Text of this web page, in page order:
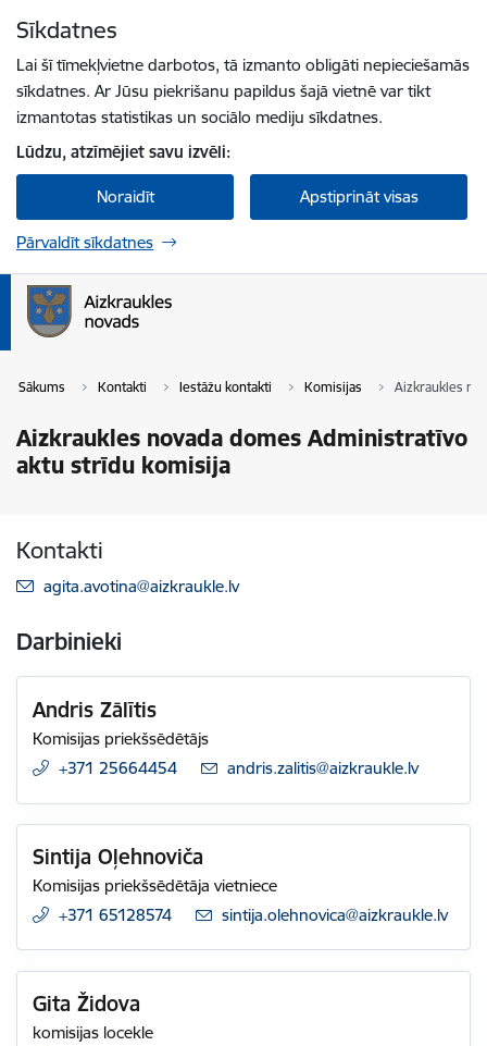
Sīkdatnes
Lai šī tīmekļvietne darbotos, tā izmanto obligāti nepieciešamās
sīkdatnes. Ar Jūsu piekrišanu papildus šajā vietnē var tikt
izmantotas statistikas un sociālo mediju sīkdatnes.
Lūdzu, atzīmējiet savu izvēli:
Noraidīt Apstiprināt visas
Pārvaldīt sīkdatnes
Sākums Kontakti Iestāžu kontakti Komisijas Aizkraukles
Aizkraukles novada domes Administratīvo
aktu strīdu komisija
Kontakti
E-pasts:
agita.avotina@aizkraukle.lv
Darbinieki
Andris Zālītis
Komisijas priekšsēdētājs
+371 25664454
E-pasts:
andris.zalitis@aizkraukle.lv
Sintija Oļehnoviča
Komisijas priekšsēdētāja vietniece
+371 65128574
E-pasts:
sintija.olehnovica@aizkraukle.lv
Gita Židova
komisijas locekle